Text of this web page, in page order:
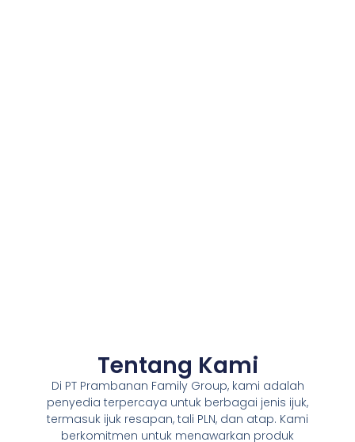
Tentang Kami
Di PT Prambanan Family Group, kami adalah
penyedia terpercaya untuk berbagai jenis ijuk,
termasuk ijuk resapan, tali PLN, dan atap. Kami
berkomitmen untuk menawarkan produk